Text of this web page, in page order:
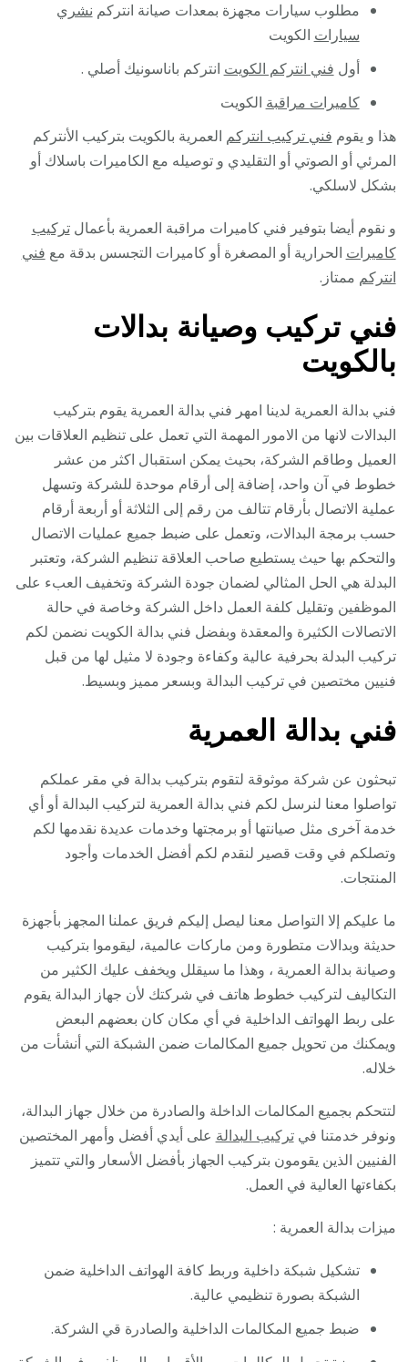
مطلوب سيارات مجهزة بمعدات صيانة انتركم نشري
سيارات الكويت
أول فني انتركم الكويت انتركم باناسونيك أصلي .
كاميرات مراقبة الكويت
هذا و يقوم فني تركيب انتركم العمرية بالكويت بتركيب الأنتركم
المرئي أو الصوتي أو التقليدي و توصيله مع الكاميرات باسلاك أو
بشكل لاسلكي.
و نقوم أيضا بتوفير فني كاميرات مراقبة العمرية بأعمالتركيب
كاميرات الحرارية أو المصغرة أو كاميرات التجسس بدقة مع فني
انتركم ممتاز.
فني تركيب وصيانة بدالات
بالكويت
فني بدالة العمرية لدينا امهر فني بدالة العمرية يقوم بتركيب
البدالات لانها من الامور المهمة التي تعمل على تنظيم العلاقات بين
العميل وطاقم الشركة، بحيث يمكن استقبال اكثر من عشر
خطوط في آن واحد، إضافة إلى أرقام موحدة للشركة وتسهل
عملية الاتصال بأرقام تتالف من رقم إلى الثلاثة أو أربعة أرقام
حسب برمجة البدالات، وتعمل على ضبط جميع عمليات الاتصال
والتحكم بها حيث يستطيع صاحب العلاقة تنظيم الشركة، وتعتبر
البدلة هي الحل المثالي لضمان جودة الشركة وتخفيف العبء على
الموظفين وتقليل كلفة العمل داخل الشركة وخاصة في حالة
الاتصالات الكثيرة والمعقدة وبفضل فني بدالة الكويت نضمن لكم
تركيب البدلة بحرفية عالية وكفاءة وجودة لا مثيل لها من قبل
فنيين مختصين في تركيب البدالة وبسعر مميز وبسيط.
فني بدالة العمرية
تبحثون عن شركة موثوقة لتقوم بتركيب بدالة في مقر عملكم
تواصلوا معنا لنرسل لكم فني بدالة العمرية لتركيب البدالة أو أي
خدمة آخرى مثل صيانتها أو برمجتها وخدمات عديدة نقدمها لكم
وتصلكم في وقت قصير لنقدم لكم أفضل الخدمات وأجود
المنتجات.
ما عليكم إلا التواصل معنا ليصل إليكم فريق عملنا المجهز بأجهزة
حديثة وبدالات متطورة ومن ماركات عالمية، ليقوموا بتركيب
وصيانة بدالة العمرية ، وهذا ما سيقلل ويخفف عليك الكثير من
التكاليف لتركيب خطوط هاتف في شركتك لأن جهاز البدالة يقوم
على ربط الهواتف الداخلية في أي مكان كان بعضهم البعض
ويمكنك من تحويل جميع المكالمات ضمن الشبكة التي أنشأت من
خلاله.
لتتحكم بجميع المكالمات الداخلة والصادرة من خلال جهاز البدالة،
ونوفر خدمتنا فيتركيب البدالة على أيدي أفضل وأمهر المختصين
الفنيين الذين يقومون بتركيب الجهاز بأفضل الأسعار والتي تتميز
بكفاءتها العالية في العمل.
ميزات بدالة العمرية :
تشكيل شبكة داخلية وربط كافة الهواتف الداخلية ضمن
الشبكة بصورة تنظيمي عالية.
ضبط جميع المكالمات الداخلية والصادرة قي الشركة.